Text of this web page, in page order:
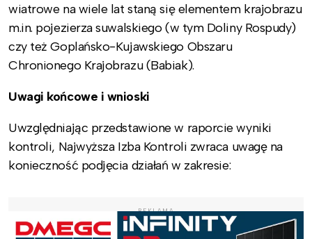
wiatrowe na wiele lat staną się elementem krajobrazu
m.in. pojezierza suwalskiego (w tym Doliny Rospudy)
czy też Goplańsko-Kujawskiego Obszaru
Chronionego Krajobrazu (Babiak).
Uwagi końcowe i wnioski
Uwzględniając przedstawione w raporcie wyniki
kontroli, Najwyższa Izba Kontroli zwraca uwagę na
konieczność podjęcia działań w zakresie:
REKLAMA